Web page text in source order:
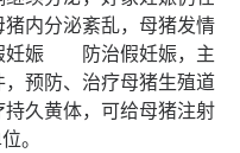
内分泌紊乱，母猪发情
妊娠 防治假妊娠，主
预防、治疗母猪生殖道
久黄体，可给母猪注射
。